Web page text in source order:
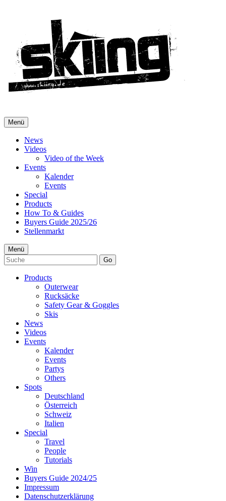
Menü
News
Videos
Video of the Week
Events
Kalender
Events
Special
Products
How To & Guides
Buyers Guide 2025/26
Stellenmarkt
Menü
Go
Products
Outerwear
Rucksäcke
Safety Gear & Goggles
Skis
News
Videos
Events
Kalender
Events
Partys
Others
Spots
Deutschland
Österreich
Schweiz
Italien
Special
Travel
People
Tutorials
Win
Buyers Guide 2024/25
Impressum
Datenschutzerklärung